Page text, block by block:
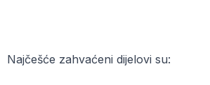
Najčešće zahvaćeni dijelovi su: